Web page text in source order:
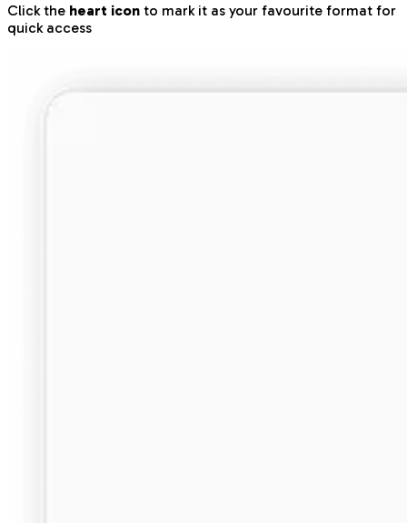
Click the heart icon to mark it as your favourite format for
quick access